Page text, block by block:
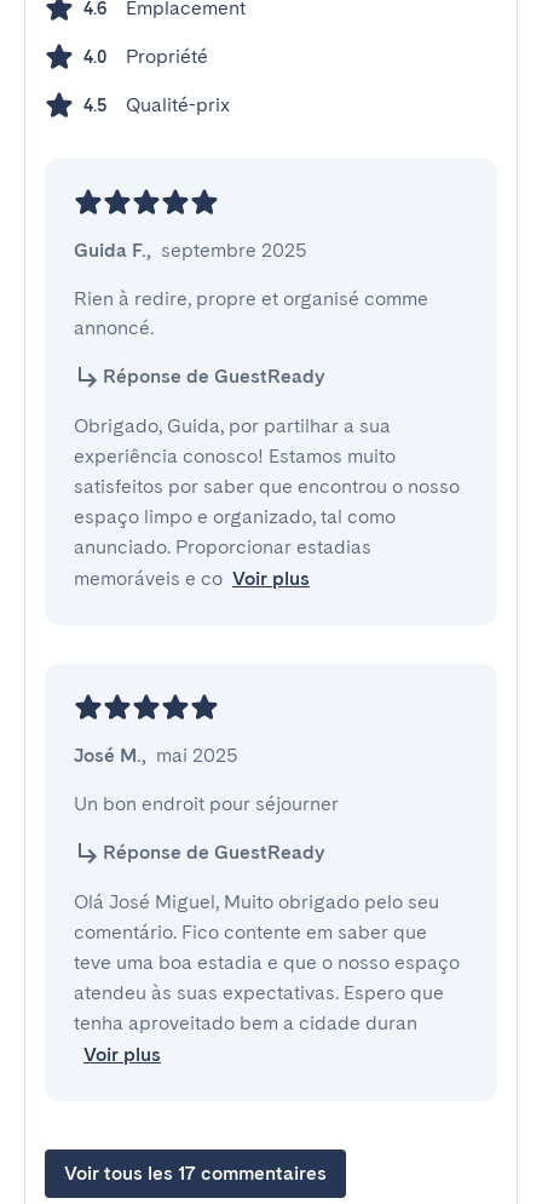
4.6 Emplacement
4.0 Propriété
4.5 Qualité-prix
Guida F., septembre 2025
Rien à redire, propre et organisé comme
annoncé.
Réponse de GuestReady
Obrigado, Guida, por partilhar a sua
experiência conosco! Estamos muito
satisfeitos por saber que encontrou o nosso
espaço limpo e organizado, tal como
anunciado. Proporcionar estadias
memoráveis e co Voir plus
José M., mai 2025
Un bon endroit pour séjourner
Réponse de GuestReady
Olá José Miguel, Muito obrigado pelo seu
comentário. Fico contente em saber que
teve uma boa estadia e que o nosso espaço
atendeu às suas expectativas. Espero que
tenha aproveitado bem a cidade duran
Voir plus
Voir tous les 17 commentaires